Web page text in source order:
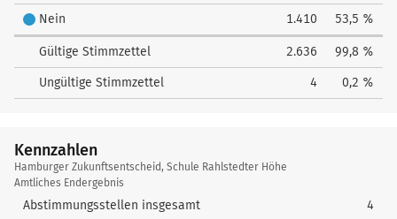
Nein 1.410 53,5 %
Gültige Stimmzettel 2.636 99,8 %
Ungültige Stimmzettel 4 0,2 %
Kennzahlen
Kennzahlen
Hamburger Zukunftsentscheid, Schule Rahlstedter Höhe
Amtliches Endergebnis
Abstimmungsstellen insgesamt 4